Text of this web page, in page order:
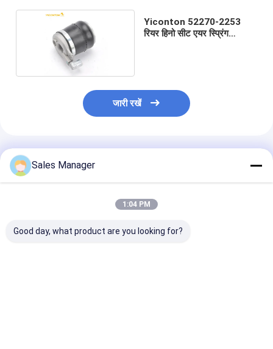
Yiconton 52270-2253
रियर हिनो सीट एयर स्प्रिंग
जारी रखें
अनुशंसित उत्पाद
Sales Manager
1:04 PM
Good day, what product are you looking for?